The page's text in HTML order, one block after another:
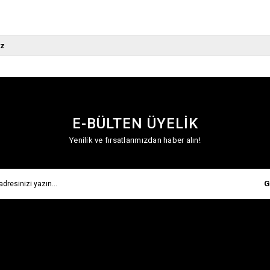
E-BÜLTEN ÜYELİK
Yenilik ve fırsatlarımızdan haber alın!